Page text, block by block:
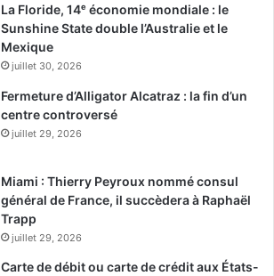
La Floride, 14ᵉ économie mondiale : le
Sunshine State double l’Australie et le
Mexique
juillet 30, 2026
Fermeture d’Alligator Alcatraz : la fin d’un
centre controversé
juillet 29, 2026
Miami : Thierry Peyroux nommé consul
général de France, il succèdera à Raphaël
Trapp
juillet 29, 2026
Carte de débit ou carte de crédit aux États-